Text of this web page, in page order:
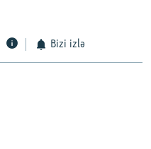
Bizi izlə